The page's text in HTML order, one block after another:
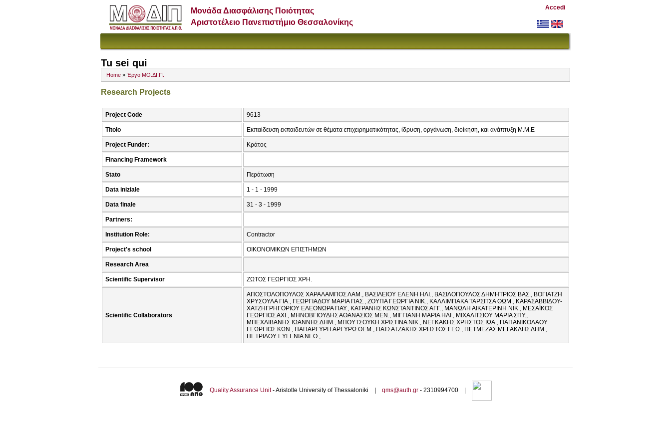
Μονάδα Διασφάλισης Ποιότητας
Αριστοτέλειο Πανεπιστήμιο Θεσσαλονίκης
Accedi
Tu sei qui
Home » Έργο ΜΟ.ΔΙ.Π.
Research Projects
Project Code 9613
Titolo Εκπαίδευση εκπαιδευτών σε θέματα επιχειρηματικότητας, ίδρυση, οργάνωση, διοίκηση, και ανάπτυξη Μ.Μ.Ε
Project Funder: Κράτος
Financing Framework
Stato Περάτωση
Data iniziale 1 - 1 - 1999
Data finale 31 - 3 - 1999
Partners:
Institution Role: Contractor
Project's school ΟΙΚΟΝΟΜΙΚΩΝ ΕΠΙΣΤΗΜΩΝ
Research Area
Scientific Supervisor ΖΩΤΟΣ ΓΕΩΡΓΙΟΣ ΧΡΗ.
Scientific Collaborators
ΑΠΟΣΤΟΛΟΠΟΥΛΟΣ ΧΑΡΑΛΑΜΠΟΣ ΛΑΜ., ΒΑΣΙΛΕΙΟΥ ΕΛΕΝΗ ΗΛΙ., ΒΑΣΙΛΟΠΟΥΛΟΣ ΔΗΜΗΤΡΙΟΣ ΒΑΣ., ΒΟΓΙΑΤΖΗ
ΧΡΥΣΟΥΛΑ ΓΙΑ., ΓΕΩΡΓΙΑΔΟΥ ΜΑΡΙΑ ΠΑΣ., ΖΟΥΠΑ ΓΕΩΡΓΙΑ ΝΙΚ., ΚΑΛΛΙΜΠΑΚΑ ΤΑΡΣΙΤΣΑ ΘΩΜ., ΚΑΡΑΣΑΒΒΙΔΟΥ-
ΧΑΤΖΗΓΡΗΓΟΡΙΟΥ ΕΛΕΟΝΩΡΑ ΠΑΥ., ΚΑΤΡΑΝΗΣ ΚΩΝΣΤΑΝΤΙΝΟΣ ΑΓΓ., ΜΑΝΩΛΗ ΑΙΚΑΤΕΡΙΝΗ ΝΙΚ., ΜΕΣΑΪΚΟΣ
ΓΕΩΡΓΙΟΣ ΑΧΙ., ΜΗΝΟΒΓΙΟΥΔΗΣ ΑΘΑΝΑΣΙΟΣ ΜΕΝ., ΜΙΓΓΙΑΝΗ ΜΑΡΙΑ ΗΛΙ., ΜΙΧΑΛΙΤΣΙΟΥ ΜΑΡΙΑ ΣΠΥ.,
ΜΠΕΧΛΙΒΑΝΗΣ ΙΩΑΝΝΗΣ ΔΗΜ., ΜΠΟΥΤΣΟΥΚΗ ΧΡΙΣΤΙΝΑ ΝΙΚ., ΝΕΓΚΑΚΗΣ ΧΡΗΣΤΟΣ ΙΩΑ., ΠΑΠΑΝΙΚΟΛΑΟΥ
ΓΕΩΡΓΙΟΣ ΚΩΝ., ΠΑΠΑΡΓΥΡΗ ΑΡΓΥΡΩ ΘΕΜ., ΠΑΤΣΑΤΖΑΚΗΣ ΧΡΗΣΤΟΣ ΓΕΩ., ΠΕΤΜΕΖΑΣ ΜΕΓΑΚΛΗΣ ΔΗΜ.,
ΠΕΤΡΙΔΟΥ ΕΥΓΕΝΙΑ ΝΕΟ.,
Quality Assurance Unit- Aristotle University of Thessaloniki | qms@auth.gr- 2310994700 |